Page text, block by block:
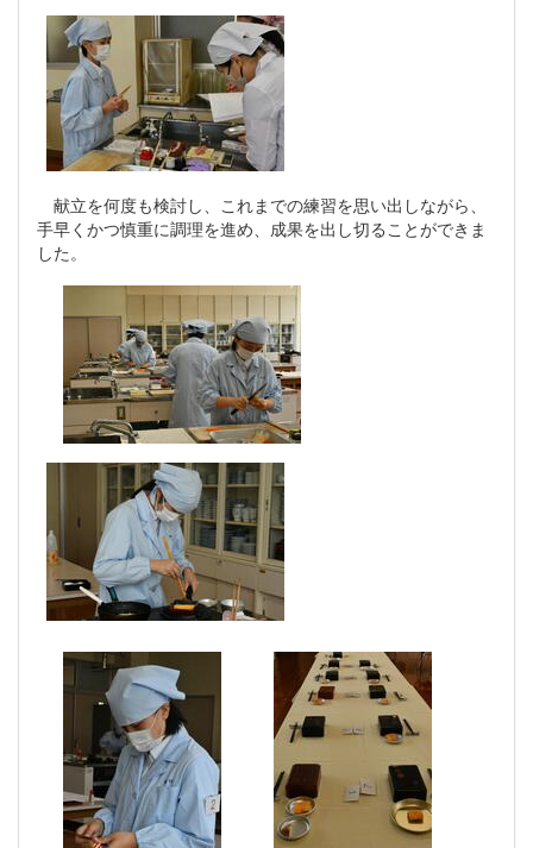
献立を何度も検討し、これまでの練習を思い出しながら、
手早くかつ慎重に調理を進め、成果を出し切ることができま
した。